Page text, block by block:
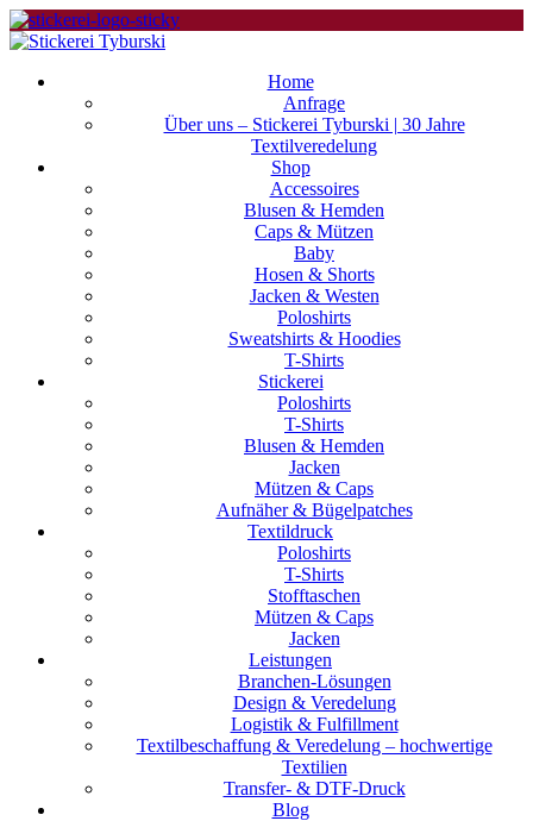
Home
Anfrage
Über uns – Stickerei Tyburski | 30 Jahre
Textilveredelung
Shop
Accessoires
Blusen & Hemden
Caps & Mützen
Baby
Hosen & Shorts
Jacken & Westen
Poloshirts
Sweatshirts & Hoodies
T-Shirts
Stickerei
Poloshirts
T-Shirts
Blusen & Hemden
Jacken
Mützen & Caps
Aufnäher & Bügelpatches
Textildruck
Poloshirts
T-Shirts
Stofftaschen
Mützen & Caps
Jacken
Leistungen
Branchen-Lösungen
Design & Veredelung
Logistik & Fulfillment
Textilbeschaffung & Veredelung – hochwertige
Textilien
Transfer- & DTF-Druck
Blog